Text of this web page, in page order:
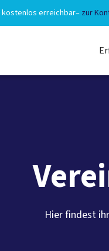
kostenlos erreichbar– zur
Hier findest